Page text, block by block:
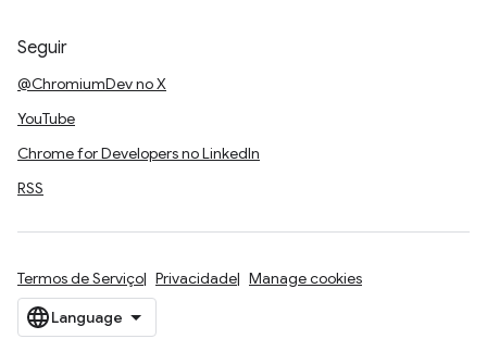
Seguir
@ChromiumDev no X
YouTube
Chrome for Developers no LinkedIn
RSS
Termos de Serviço Privacidade Manage cookies